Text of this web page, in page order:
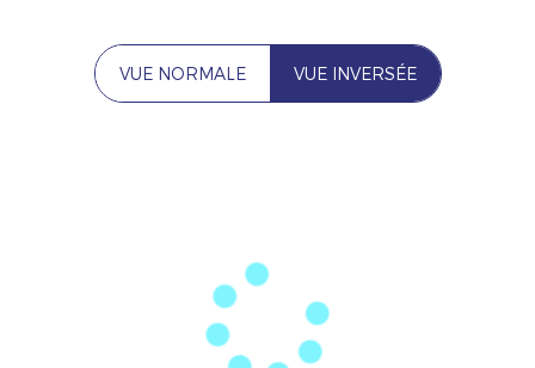
VUE NORMALE VUE INVERSÉE